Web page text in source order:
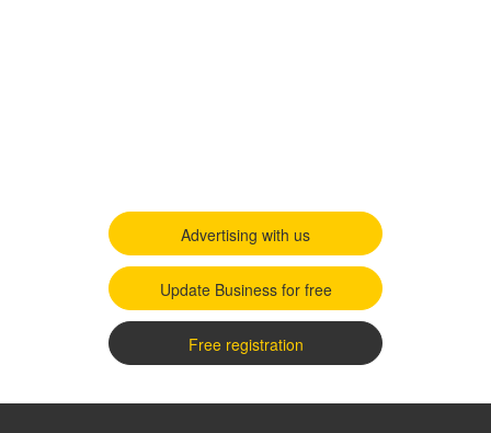
Advertising with us
Update Business for free
Free registration